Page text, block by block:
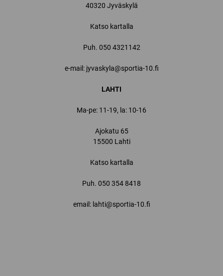
40320 Jyväskylä
Katso kartalla
Puh. 050 4321142
e-mail: jyvaskyla@sportia-10.fi
LAHTI
Ma-pe: 11-19, la: 10-16
Ajokatu 65
15500 Lahti
Katso kartalla
Puh. 050 354 8418
email: lahti@sportia-10.fi